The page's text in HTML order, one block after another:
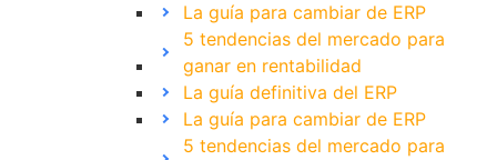
La guía para cambiar de ERP
5 tendencias del mercado para
ganar en rentabilidad
La guía definitiva del ERP
La guía para cambiar de ERP
5 tendencias del mercado para